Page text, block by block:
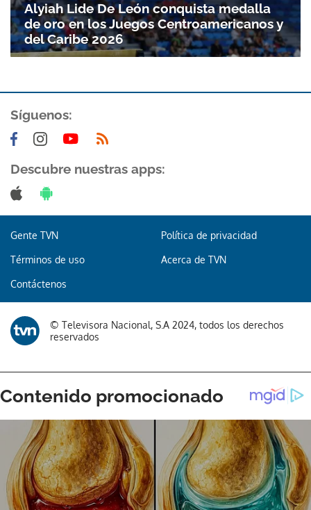
Alyiah Lide De León conquista medalla
de oro en los Juegos Centroamericanos y
del Caribe 2026
Síguenos:
Descubre nuestras apps:
Gente TVN Política de privacidad
Términos de uso Acerca de TVN
Contáctenos
© Televisora Nacional, S.A 2024, todos los derechos
reservados